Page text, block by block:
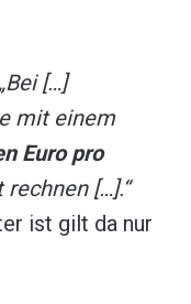
„Bei […]
mit einem
Euro pro
[…].“
ist gilt da nur